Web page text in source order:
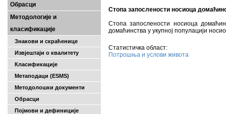
Обрасци
Методологије и
класификације
Знакови и скраћенице
Извјештаји о квалитету
Класификације
Метаподаци (ESMS)
Методолошки документи
Обрасци
Појмови и дефиниције
Стопа запослености носиоца
Стопа запослености носиоца
домаћинства у укупној популацији
Статистичка област:
Потрошња и услови живота